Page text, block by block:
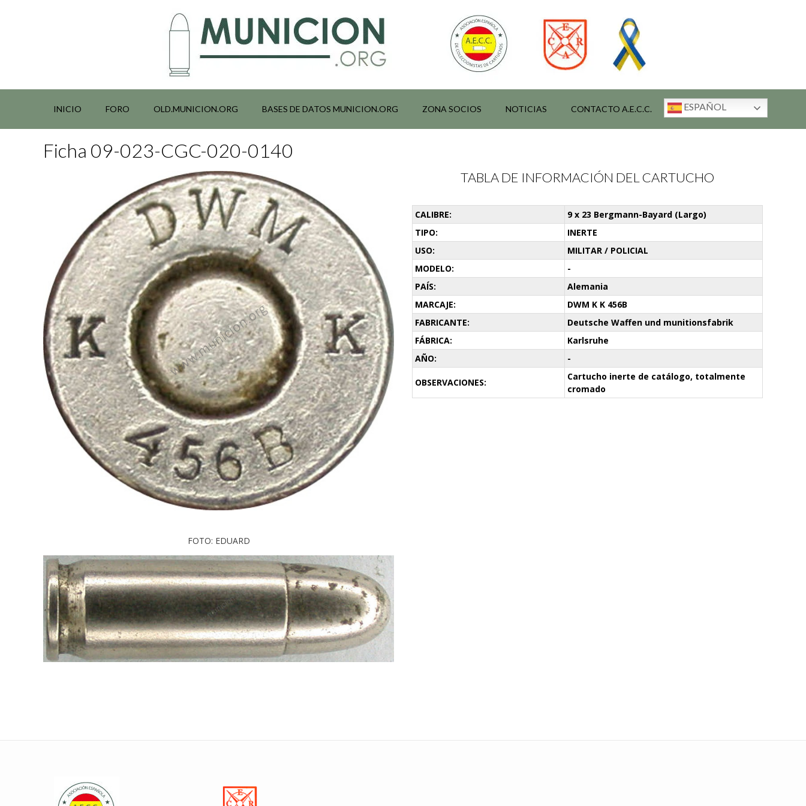
INICIO FORO OLD.MUNICION.ORG BASES DE DATOS MUNICION.ORG ZONA SOCIOS NOTICIAS CONTACTO A.E.C.C. ESPAÑOL
Ficha 09-023-CGC-020-0140
FOTO: EDUARD
TABLA DE INFORMACIÓN DEL CARTUCHO
CALIBRE:
9 x 23 Bergmann-Bayard (Largo)
TIPO:
INERTE
USO:
MILITAR / POLICIAL
MODELO:
-
PAÍS:
Alemania
MARCAJE:
DWM K K 456B
FABRICANTE:
Deutsche Waffen und munitionsfabrik
FÁBRICA:
Karlsruhe
AÑO:
-
OBSERVACIONES:
Cartucho inerte de catálogo, totalmente
cromado